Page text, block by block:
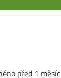
před 1 měsíc